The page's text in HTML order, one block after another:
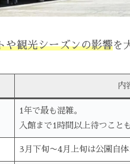
や観光シーズンの影響を
内
1年で最も混雑。
入館まで1時間以上待つこと
3月下旬〜4月上旬は公園自